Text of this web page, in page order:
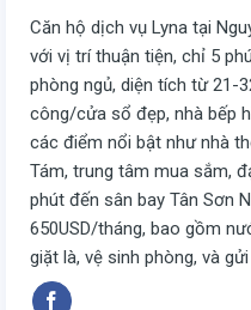
Căn hộ dịch vụ Lyna tại
với vị trí thuận tiện, chỉ 5
phòng ngủ, diện tích từ 21-
công/cửa sổ đẹp, nhà bếp
các điểm nổi bật như nhà
Tám, trung tâm mua sắm,
phút đến sân bay Tân Sơn
650USD/tháng, bao gồm
giặt là, vệ sinh phòng, và